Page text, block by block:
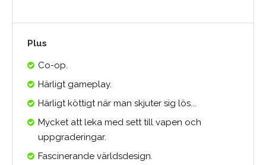
Plus
Co-op.
Härligt gameplay.
Härligt köttigt när man skjuter sig lös...
Mycket att leka med sett till vapen och
uppgraderingar.
Fascinerande världsdesign.